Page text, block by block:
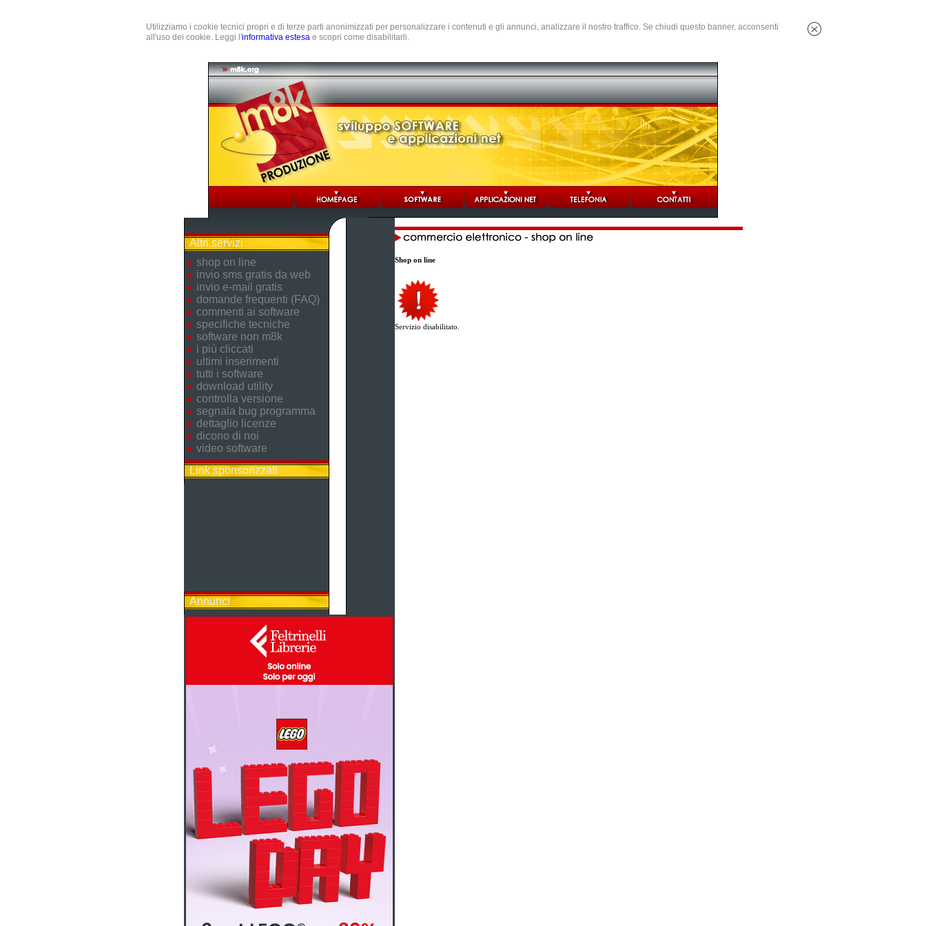
Utilizziamo i cookie tecnici propri e di terze parti anonimizzati per personalizzare i contenuti e gli annunci, analizzare il nostro traffico. Se chiudi questo banner, acconsenti
all'uso dei cookie. Leggi l'informativa estesa e scopri come disabilitarli.
Altri servizi
shop on line
invio sms gratis da web
invio e-mail gratis
domande frequenti (FAQ)
commenti ai software
specifiche tecniche
software non m8k
i più cliccati
ultimi inserimenti
tutti i software
download utility
controlla versione
segnala bug programma
dettaglio licenze
dicono di noi
video software
Link sponsorizzati
Annunci
Shop on line
Servizio disabilitato.